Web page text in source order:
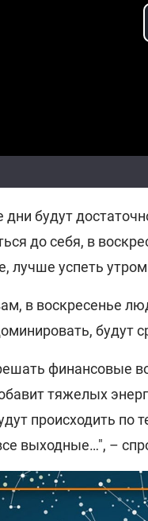
будут
до себя, в
лучше успеть
в воскресенье
будут
финансовые
тяжелых
происходить по
выходные…", –